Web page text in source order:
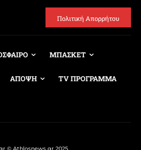
Πολιτική Απορρήτου
ΜΠΑΣΚΕΤ
ΑΠΟΨΗ TV ΠΡΟΓΡΑΜΜΑ
© Athlosnews.gr 2025